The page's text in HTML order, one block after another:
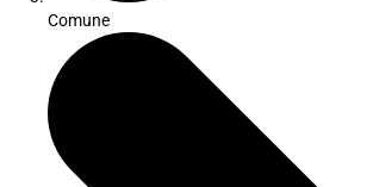
Comune